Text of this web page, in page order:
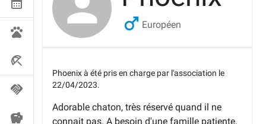
Européen
Phoenixà été pris en charge par l'association le
22/04/2023.
Adorable chaton, très réservé quand il ne
connait pas. A besoin d'une famille patiente.